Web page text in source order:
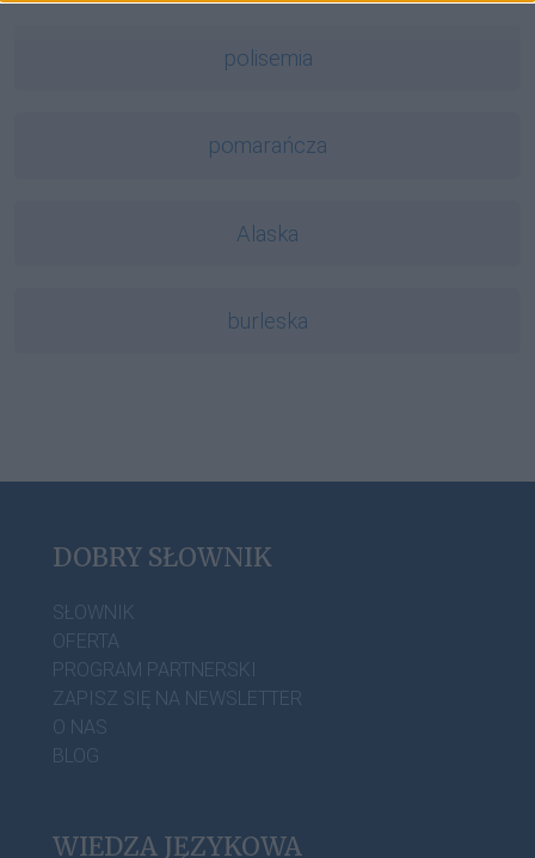
polisemia
pomarańcza
Alaska
burleska
DOBRY SŁOWNIK
SŁOWNIK
OFERTA
PROGRAM PARTNERSKI
ZAPISZ SIĘ NA NEWSLETTER
O NAS
BLOG
WIEDZA JĘZYKOWA